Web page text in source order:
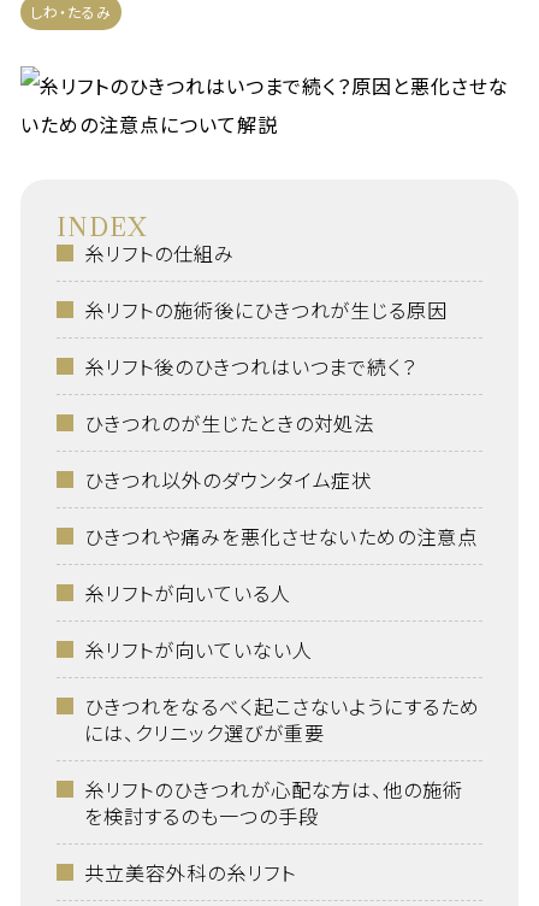
しわ・たるみ
INDEX
糸リフトの仕組み
糸リフトの施術後にひきつれが生じる原因
糸リフト後のひきつれはいつまで続く？
ひきつれのが生じたときの対処法
ひきつれ以外のダウンタイム症状
ひきつれや痛みを悪化させないための注意点
糸リフトが向いている人
糸リフトが向いていない人
ひきつれをなるべく起こさないようにするため
には、クリニック選びが重要
糸リフトのひきつれが心配な方は、他の施術
を検討するのも一つの手段
共立美容外科の糸リフト